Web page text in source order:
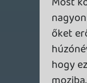
benne,
érdektelen
a pár éve
Egy
egyszer és
volna a Star